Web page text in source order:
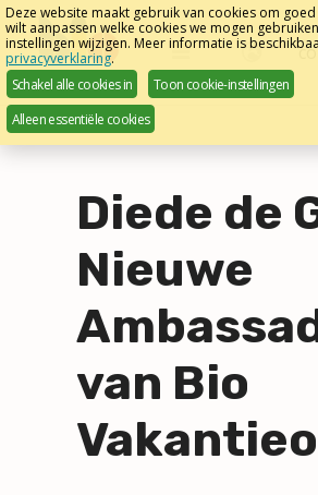
Sla
links
over
Direct
naar
inhoud
Menu
Diede de
Nieuwe
van Bio
Deze website maakt gebruik van cookies om
wilt aanpassen welke cookies we mogen
instellingen wijzigen. Meer informatie is
privacyverklaring.
Schakel alle cookies in
Toon cookie-instellingen
Alleen essentiële cookies